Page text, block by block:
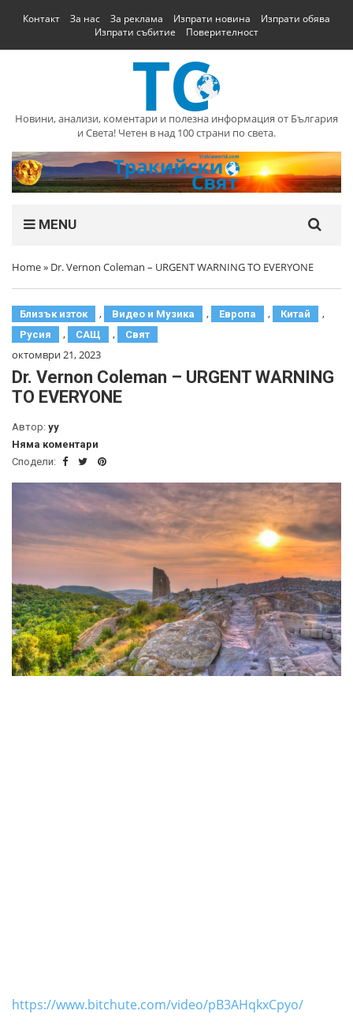
Контакт За нас За реклама Изпрати новина
Изпрати обява
Изпрати събитие
Поверителност
Новини, анализи, коментари и полезна информация от България
и Света! Четен в над 100 страни по света.
MENU
Home» Dr. Vernon Coleman – URGENT WARNING TO EVERYONE
Близък изток , Видео и Музика , Европа , Китай ,
Русия , САЩ , Свят
октомври 21, 2023
Dr. Vernon Coleman – URGENT WARNING
TO EVERYONE
Автор: yy
Няма коментари
Сподели:
https://www.bitchute.com/video/pB3AHqkxCpyo/